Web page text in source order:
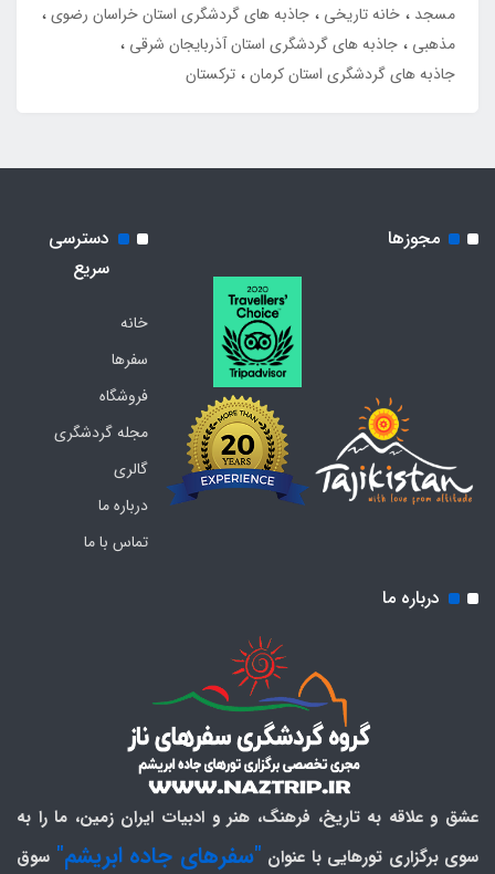
مسجد
خانه تاریخی
جاذبه های گردشگری استان خراسان رضوی
مذهبی
جاذبه های گردشگری استان آذربایجان شرقی
جاذبه های گردشگری استان کرمان ترکستان
مجوزها
دسترسی
سریع
خانه
سفرها
فروشگاه
مجله گردشگری
گالری
درباره ما
تماس با ما
درباره ما
عشق و علاقه به تاریخ، فرهنگ، هنر و ادبیات ایران زمین، ما را به
سوی برگزاری تورهایی با عنوان "سفرهای جاده ابریشم" سوق